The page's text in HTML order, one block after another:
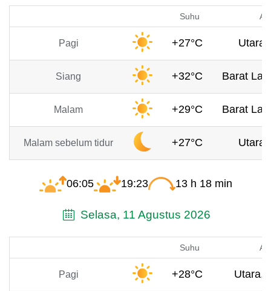
Suhu
Pagi +27°C Utara,
Siang +32°C Barat
Malam +29°C Barat
Malam sebelum tidur +27°C Utara,
06:05 19:23 13 h 18 min
Selasa, 11 Agustus 2026
Suhu
Pagi +28°C Utara,